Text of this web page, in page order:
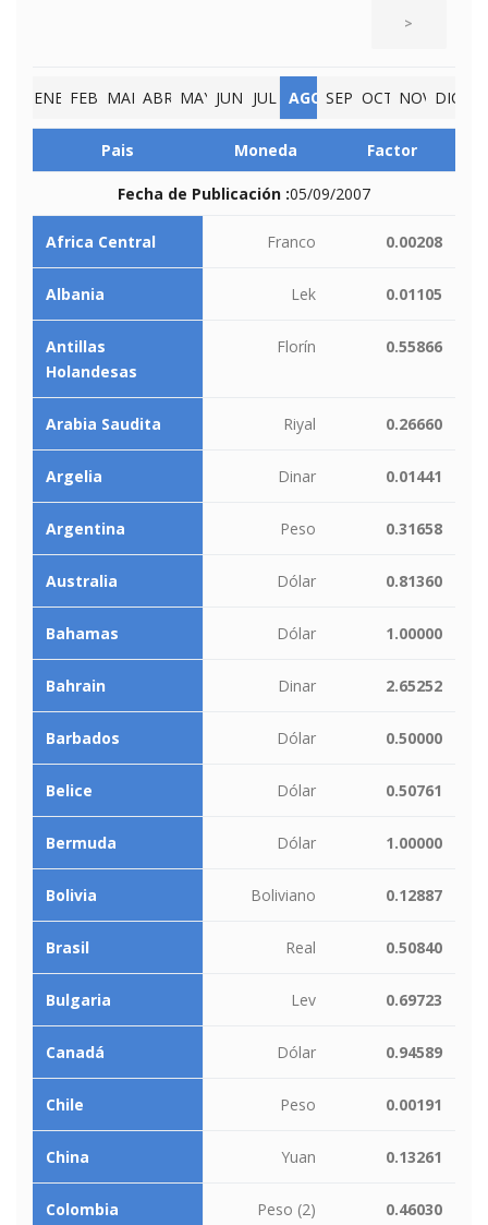
>
ENE FEB MAR ABR MAY JUN JUL AGO SEP OCT NOV DIC
Pais Moneda Factor
Fecha de Publicación :05/09/2007
Africa Central Franco 0.00208
Albania Lek 0.01105
Antillas
Holandesas
Florín 0.55866
Arabia Saudita Riyal 0.26660
Argelia Dinar 0.01441
Argentina Peso 0.31658
Australia Dólar 0.81360
Bahamas Dólar 1.00000
Bahrain Dinar 2.65252
Barbados Dólar 0.50000
Belice Dólar 0.50761
Bermuda Dólar 1.00000
Bolivia Boliviano 0.12887
Brasil Real 0.50840
Bulgaria Lev 0.69723
Canadá Dólar 0.94589
Chile Peso 0.00191
China Yuan 0.13261
Colombia Peso (2) 0.46030